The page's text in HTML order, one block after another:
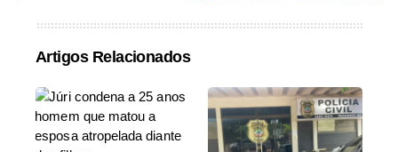
Artigos Relacionados